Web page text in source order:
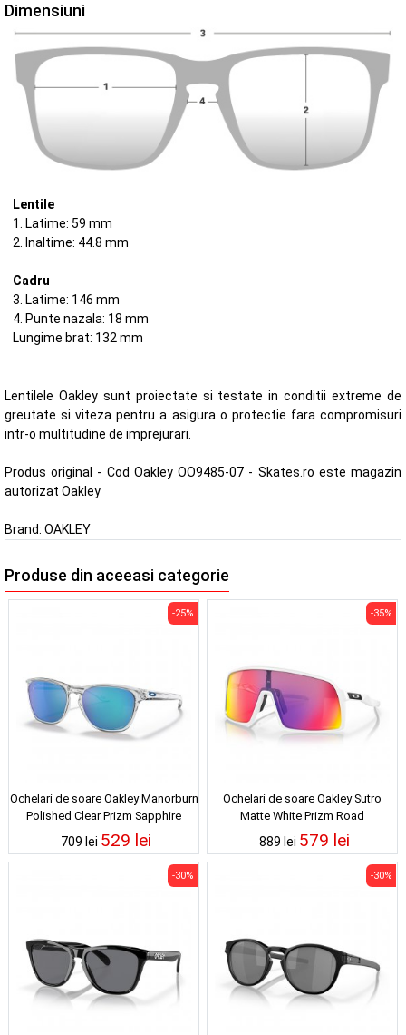
Dimensiuni
Lentile
1. Latime: 59 mm
2. Inaltime: 44.8 mm
Cadru
3. Latime: 146 mm
4. Punte nazala: 18 mm
Lungime brat: 132 mm
Lentilele Oakley sunt proiectate si testate in conditii extreme de
greutate si viteza pentru a asigura o protectie fara compromisuri
intr-o multitudine de imprejurari.
Produs original - Cod Oakley OO9485-07 - Skates.ro este magazin
autorizat Oakley
Brand: OAKLEY
Produse din aceeasi categorie
Ochelari de soare Oakley Manorburn
Polished Clear Prizm Sapphire
709 lei
-25%
529 lei
Ochelari de soare Oakley Sutro
Matte White Prizm Road
889 lei
-35%
579 lei
-30% -30%